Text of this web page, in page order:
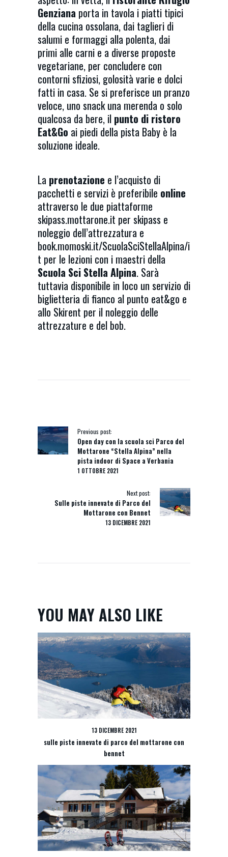
Genziana porta in tavola i piatti tipici
della cucina ossolana, dai taglieri di
salumi e formaggi alla polenta, dai
primi alle carni e a diverse proposte
vegetariane, per concludere con
contorni sfiziosi, golosità varie e dolci
fatti in casa. Se si preferisce un pranzo
veloce, uno snack una merenda o solo
qualcosa da bere, il punto di ristoro
Eat&Go ai piedi della pista Baby è la
soluzione ideale.
La prenotazione e l’acquisto di
pacchetti e servizi è preferibile online
attraverso le due piattaforme
skipass.mottarone.it per skipass e
noleggio dell’attrezzatura e
book.momoski.it/ScuolaSciStellaAlpina/i
t per le lezioni con i maestri della
Scuola Sci Stella Alpina. Sarà
tuttavia disponibile in loco un servizio di
biglietteria di fianco al punto eat&go e
allo Skirent per il noleggio delle
attrezzature e del bob.
ARTICOLI
Previous post:
Open day con la scuola sci Parco del
Mottarone “Stella Alpina” nella
pista indoor di Space a Verbania
1 OTTOBRE 2021
Next post:
Sulle piste innevate di Parco del
Mottarone con Bennet
13 DICEMBRE 2021
YOU MAY ALSO LIKE
13 DICEMBRE 2021
sulle piste innevate di parco del mottarone con
bennet